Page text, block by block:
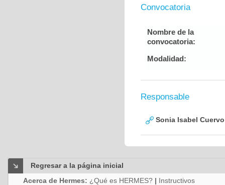
Convocatoria
Nombre de la
convocatoria:
Modalidad:
Responsable
Sonia Isabel
Regresar a la página inicial
Acerca de Hermes: ¿Qué es HERMES? | Instructivos